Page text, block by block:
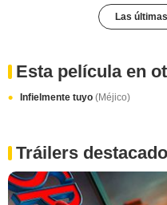
Las
Esta película en
Infielmente tuyo (Méjico)
Tráilers